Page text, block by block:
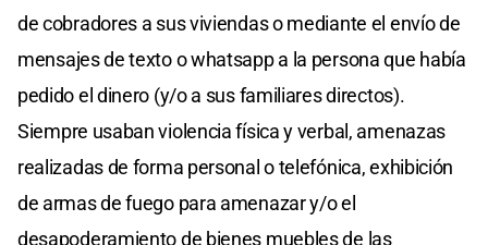
de cobradores a sus viviendas o mediante el envío de
mensajes de texto o whatsapp a la persona que había
pedido el dinero (y/o a sus familiares directos).
Siempre usaban violencia física y verbal, amenazas
realizadas de forma personal o telefónica, exhibición
de armas de fuego para amenazar y/o el
desapoderamiento de bienes muebles de las